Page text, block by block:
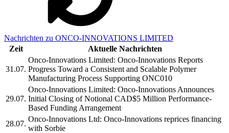
Nachrichten zu ONCO-INNOVATIONS LIMITED
Zeit
Aktuelle Nachrichten
31.07.
Onco-Innovations Limited: Onco-Innovations Reports
Progress Toward a Consistent and Scalable Polymer
Manufacturing Process Supporting ONC010
29.07.
Onco-Innovations Limited: Onco-Innovations Announces
Initial Closing of Notional CAD$5 Million Performance-
Based Funding Arrangement
28.07.
Onco-Innovations Ltd: Onco-Innovations reprices financing
with Sorbie